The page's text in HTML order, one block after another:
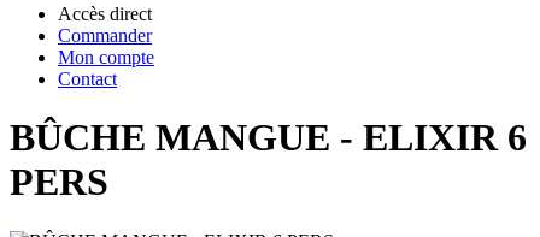
Accès direct
Commander
Mon compte
Contact
BÛCHE MANGUE - ELIXIR 6
PERS